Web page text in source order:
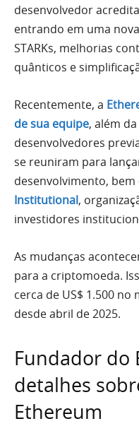
desenvolvedor
entrando em uma
STARKs, melhorias
quânticos e
Recentemente, a
de sua equipe, além
desenvolvedores
se reuniram para
desenvolvimento, bem
Institutional,
investidores
As mudanças
para a criptomoeda.
cerca de US$ 1.500 no
desde abril de 2025.
Fundador do
detalhes
Ethereum